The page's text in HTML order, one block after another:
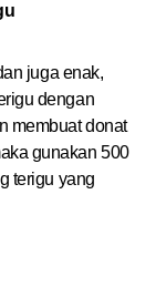
juga enak,
dengan
membuat donat
gunakan 500
terigu yang